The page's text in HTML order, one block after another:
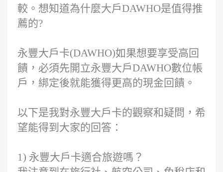
較。想知道為什麼大戶DAWHO是值得推
薦的?
永豐大戶卡(DAWHO)如果想要享受高回
饋，必須先開立永豐大戶DAWHO數位帳
戶，綁定後就能獲得更高的現金回饋。
以下是我對永豐大戶卡的觀察和疑問，希
望能得到大家的回答：
1) 永豐大戶卡適合旅遊嗎？